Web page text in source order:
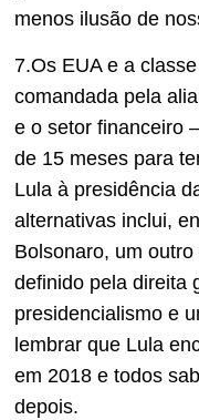
menos ilusão de
7.Os EUA e a
comandada pela
e o setor financeiro
de 15 meses para
Lula à presidência
alternativas inclui,
Bolsonaro, um
definido pela direita
presidencialismo e
lembrar que Lula
em 2018 e todos
depois.